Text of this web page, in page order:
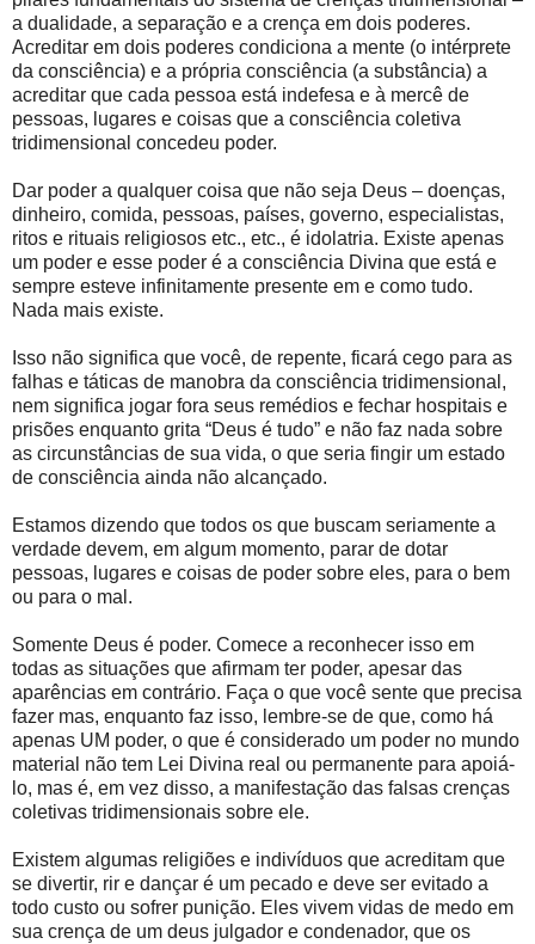
a dualidade, a separação e a crença em dois poderes.
Acreditar em dois poderes condiciona a mente (o intérprete
da consciência) e a própria consciência (a substância) a
acreditar que cada pessoa está indefesa e à mercê de
pessoas, lugares e coisas que a consciência coletiva
tridimensional concedeu poder.
Dar poder a qualquer coisa que não seja Deus – doenças,
dinheiro, comida, pessoas, países, governo, especialistas,
ritos e rituais religiosos etc., etc., é idolatria. Existe apenas
um poder e esse poder é a consciência Divina que está e
sempre esteve infinitamente presente em e como tudo.
Nada mais existe.
Isso não significa que você, de repente, ficará cego para as
falhas e táticas de manobra da consciência tridimensional,
nem significa jogar fora seus remédios e fechar hospitais e
prisões enquanto grita “Deus é tudo” e não faz nada sobre
as circunstâncias de sua vida, o que seria fingir um estado
de consciência ainda não alcançado.
Estamos dizendo que todos os que buscam seriamente a
verdade devem, em algum momento, parar de dotar
pessoas, lugares e coisas de poder sobre eles, para o bem
ou para o mal.
Somente Deus é poder. Comece a reconhecer isso em
todas as situações que afirmam ter poder, apesar das
aparências em contrário. Faça o que você sente que precisa
fazer mas, enquanto faz isso, lembre-se de que, como há
apenas UM poder, o que é considerado um poder no mundo
material não tem Lei Divina real ou permanente para apoiá-
lo, mas é, em vez disso, a manifestação das falsas crenças
coletivas tridimensionais sobre ele.
Existem algumas religiões e indivíduos que acreditam que
se divertir, rir e dançar é um pecado e deve ser evitado a
todo custo ou sofrer punição. Eles vivem vidas de medo em
sua crença de um deus julgador e condenador, que os